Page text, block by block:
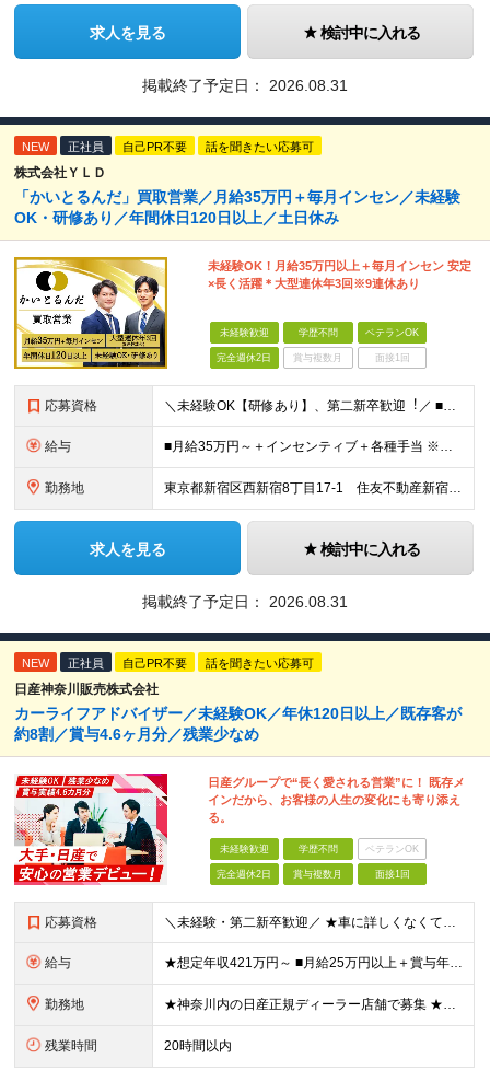
求人を見る 検討中に入れる
掲載終了予定日： 2026.08.31
NEW 正社員 自己PR不要 話を聞きたい応募可
株式会社ＹＬＤ
「かいとるんだ」買取営業／⽉給35万円＋毎月インセン／未経験
OK・研修あり／年間休日120日以上／土日休み
未経験OK！月給35万円以上＋毎月インセン 安定
×長く活躍＊大型連休年3回※9連休あり
未経験歓迎 学歴不問 ベテランOK
完全週休2日 賞与複数月 面接1回
応募資格 ＼未経験OK【研修あり】、第⼆新卒歓迎︕／ ■学歴不問 ■普通自動車第一種運転免許（AT限定可） リユース業界の経験者はもちろん、アパレル・飲食・ホテル等での接客経験も即戦力として活かせます！ ＼
給与 ■月給35万円～＋インセンティブ＋各種手当 ※固定残業代（月45時間分87,600円～）を含む。超過した場合は別途残業代を支給いたします ※経験・年齢などを考慮の上、決定します ※試用期間3ヶ月あり
勤務地 東京都新宿区西新宿8丁目17-1 住友不動産新宿グランドタワー9F 【原則、引越を伴う転勤なし】 (変更の範囲)上記を除く当社関連勤務地
求人を見る 検討中に入れる
掲載終了予定日： 2026.08.31
NEW 正社員 自己PR不要 話を聞きたい応募可
日産神奈川販売株式会社
カーライフアドバイザー／未経験OK／年休120日以上／既存客が
約8割／賞与4.6ヶ月分／残業少なめ
日産グループで“長く愛される営業”に！ 既存メ
インだから、お客様の人生の変化にも寄り添え
る。
未経験歓迎 学歴不問 ベテランOK
完全週休2日 賞与複数月 面接1回
応募資格 ＼未経験・第二新卒歓迎／ ★車に詳しくなくてもOK！ ◆普通自動車運転免許をお持ちの方（AT限定可） ◆専門卒以上 ★こんな方にピッタリです！★ ・「人と話すのが好き」など、接客や販売経験を活かした
給与 ★想定年収421万円～ ■月給25万円以上＋賞与年2回（昨年度実績：4.6ヶ月分）＋各種手当 ★頑張りに応じたインセンティブ・手当が充実！ 「販売台数報奨手当」 「利益報奨手当」 「保険業績手当」
勤務地 ★神奈川内の日産正規ディーラー店舗で募集 ★マイカー・バイク通勤OK！従業員用に駐車場も用意 神奈川県内128店舗のうちから、希望を考慮して決定します。 【新車店舗】 ■横浜市 （鶴見区、神奈川区
残業時間 20時間以内